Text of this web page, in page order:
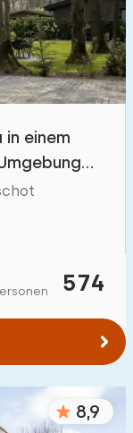
24
1
9
in einem
574
8,9